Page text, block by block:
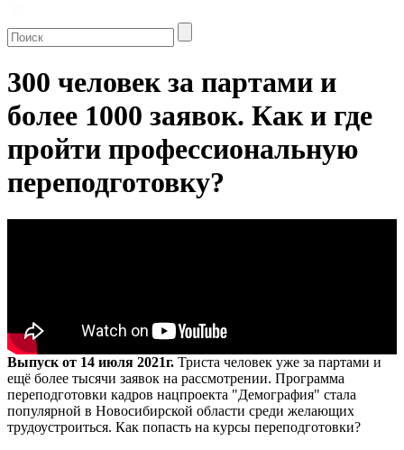
300 человек за партами и
более 1000 заявок. Как и где
пройти профессиональную
переподготовку?
Выпуск от 14 июля 2021г. Триста человек уже за партами и
ещё более тысячи заявок на рассмотрении. Программа
переподготовки кадров нацпроекта "Демография" стала
популярной в Новосибирской области среди желающих
трудоустроиться. Как попасть на курсы переподготовки?